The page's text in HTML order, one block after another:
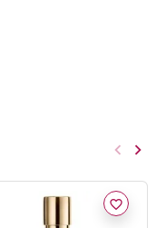
favorite_border